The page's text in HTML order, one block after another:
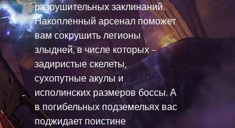
разрушительных заклинаний.
Накопленный арсенал поможет
вам сокрушить легионы
злыдней, в числе которых –
задиристые скелеты,
сухопутные акулы и
исполинских размеров боссы. А
в погибельных подземельях вас
поджидает поистине